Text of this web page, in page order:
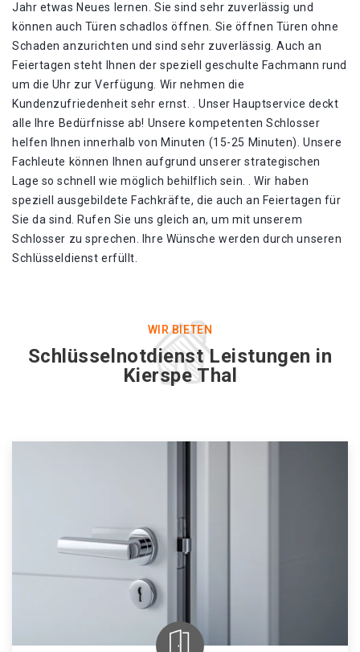
Jahr etwas Neues lernen. Sie sind sehr zuverlässig und
können auch Türen schadlos öffnen. Sie öffnen Türen ohne
Schaden anzurichten und sind sehr zuverlässig. Auch an
Feiertagen steht Ihnen der speziell geschulte Fachmann rund
um die Uhr zur Verfügung. Wir nehmen die
Kundenzufriedenheit sehr ernst. . Unser Hauptservice deckt
alle Ihre Bedürfnisse ab! Unsere kompetenten Schlosser
helfen Ihnen innerhalb von Minuten (15-25 Minuten). Unsere
Fachleute können Ihnen aufgrund unserer strategischen
Lage so schnell wie möglich behilflich sein. . Wir haben
speziell ausgebildete Fachkräfte, die auch an Feiertagen für
Sie da sind. Rufen Sie uns gleich an, um mit unserem
Schlosser zu sprechen. Ihre Wünsche werden durch unseren
Schlüsseldienst erfüllt.
WIR BIETEN
Schlüsselnotdienst Leistungen in
Kierspe Thal